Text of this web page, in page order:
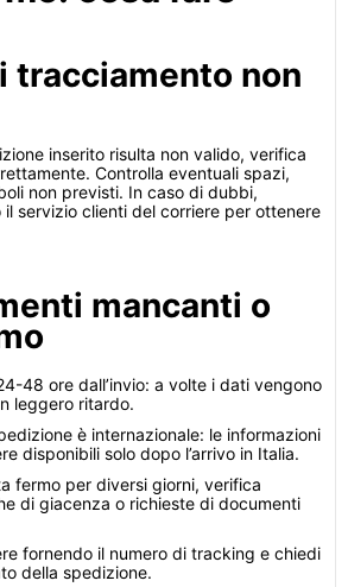
tracciamento non
inserito risulta non valido, verifica
Controlla eventuali spazi,
non previsti. In caso di dubbi,
servizio clienti del corriere per ottenere
mancanti o
48 ore dall’invio: a volte i dati vengono
leggero ritardo.
è internazionale: le informazioni
disponibili solo dopo l’arrivo in Italia.
fermo per diversi giorni, verifica
di giacenza o richieste di documenti
fornendo il numero di tracking e chiedi
della spedizione.